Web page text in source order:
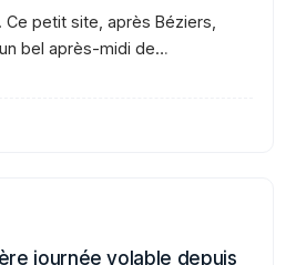
petit site, après Béziers,
bel après-midi de…
journée volable depuis